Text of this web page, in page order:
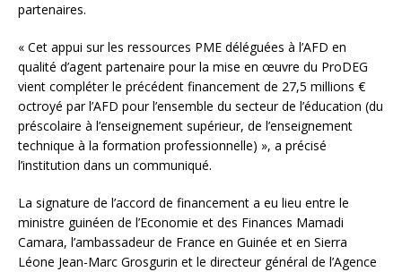
partenaires.
« Cet appui sur les ressources PME déléguées à l’AFD en
qualité d’agent partenaire pour la mise en œuvre du ProDEG
vient compléter le précédent financement de 27,5 millions €
octroyé par l’AFD pour l’ensemble du secteur de l’éducation (du
préscolaire à l’enseignement supérieur, de l’enseignement
technique à la formation professionnelle) », a précisé
l’institution dans un communiqué.
La signature de l’accord de financement a eu lieu entre le
ministre guinéen de l’Economie et des Finances Mamadi
Camara, l’ambassadeur de France en Guinée et en Sierra
Léone Jean-Marc Grosgurin et le directeur général de l’Agence